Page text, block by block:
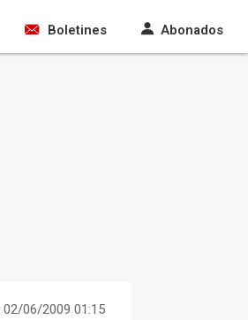
Boletines Abonados
02/06/2009 01:15